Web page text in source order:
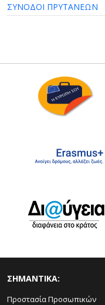
ΣΥΝΟΔΟΙ ΠΡΥΤΑΝΕΩΝ
ΣΗΜΑΝΤΙΚΑ:
Προστασία Προσωπικών